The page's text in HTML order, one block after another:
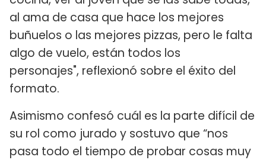
al ama de casa que hace los mejores
buñuelos o las mejores pizzas, pero le falta
algo de vuelo, están todos los
personajes", reflexionó sobre el éxito del
formato.
Asimismo confesó cuál es la parte difícil de
su rol como jurado y sostuvo que “nos
pasa todo el tiempo de probar cosas muy